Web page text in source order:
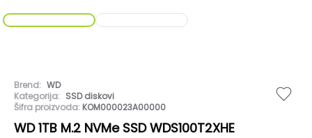
Brend: WD
Kategorija: SSD diskovi
Šifra proizvoda: KOM000023A00000
WD 1TB M.2 NVMe SSD WDS100T2XHE